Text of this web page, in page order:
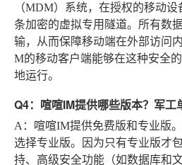
（MDM）系统，在授权的移动
条加密的虚拟专用隧道。所有数
输，从而保障移动端在外部访问
M的移动客户端能够在这种安全
地运行。
Q4：喧喧IM提供哪些版本？军工
A ：喧喧IM提供免费版和专业版。
选择专业版。因为只有专业版才
持、高级安全功能（如数据库和